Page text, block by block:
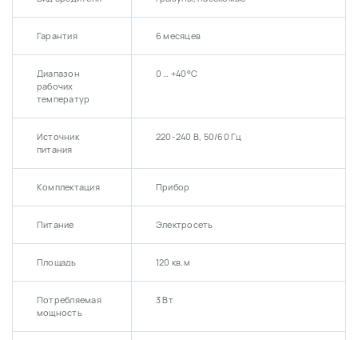
Гарантия 6 месяцев
Диапазон
рабочих
температур
0 … +40°С
Источник
питания
220-240 В, 50/60 Гц
Комплектация Прибор
Питание Электросеть
Площадь 120 кв.м
Потребляемая
мощность
3 Вт